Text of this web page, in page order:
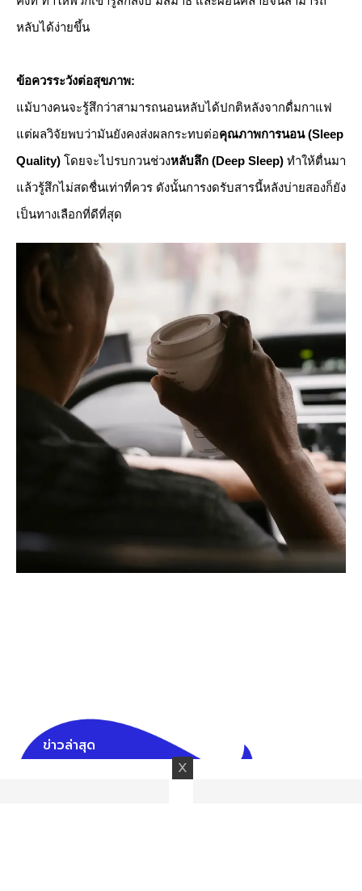
หลับได้ง่ายขึ้น
ข้อควรระวังต่อสุขภาพ:
แม้บางคนจะรู้สึกว่าสามารถนอนหลับได้ปกติหลังจากดื่มกาแฟ
แต่ผลวิจัยพบว่ามันยังคงส่งผลกระทบต่อคุณภาพการนอน (Sleep
Quality) โดยจะไปรบกวนช่วงหลับลึก (Deep Sleep) ทำให้ตื่นมา
แล้วรู้สึกไม่สดชื่นเท่าที่ควร ดังนั้นการงดรับสารนี้หลังบ่ายสองก็ยัง
เป็นทางเลือกที่ดีที่สุด
ข่าวล่าสุด